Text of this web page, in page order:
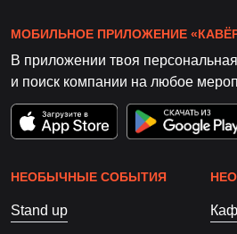
МОБИЛЬНОЕ ПРИЛОЖЕНИЕ
В приложении твоя
и поиск компании на любое
НЕОБЫЧНЫЕ СОБЫТИЯ
Stand up